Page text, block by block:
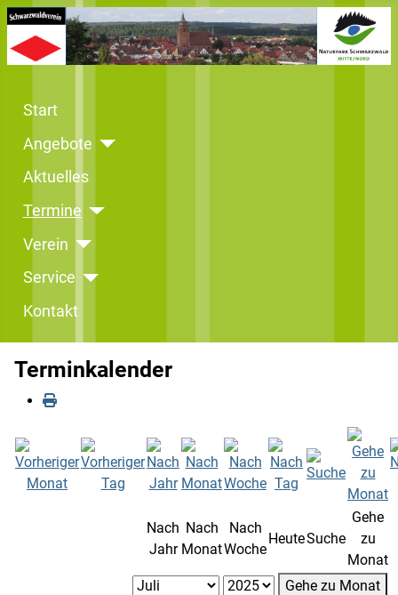
Start
Angebote
Aktuelles
Termine
Verein
Service
Kontakt
Terminkalender
Nach
Jahr
Nach
Monat
Nach
Woche
HeuteSuche
Gehe
zu
Monat
Gehe zu Monat